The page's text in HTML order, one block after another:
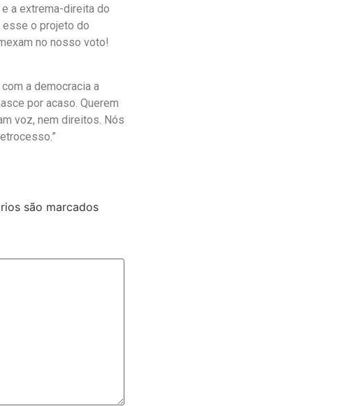
a extrema-direita do
esse o projeto do
no nosso voto!
a democracia a
por acaso. Querem
voz, nem direitos. Nós
são marcados